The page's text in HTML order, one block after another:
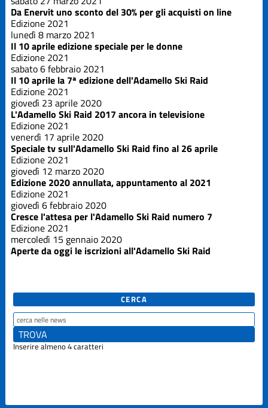
Da Enervit uno sconto del 30% per gli acquisti on line
Edizione 2021
lunedì 8 marzo 2021
Il 10 aprile edizione speciale per le donne
Edizione 2021
sabato 6 febbraio 2021
Il 10 aprile la 7ª edizione dell'Adamello Ski Raid
Edizione 2021
giovedì 23 aprile 2020
L'Adamello Ski Raid 2017 ancora in televisione
Edizione 2021
venerdì 17 aprile 2020
Speciale tv sull'Adamello Ski Raid fino al 26 aprile
Edizione 2021
giovedì 12 marzo 2020
Edizione 2020 annullata, appuntamento al 2021
Edizione 2021
giovedì 6 febbraio 2020
Cresce l'attesa per l'Adamello Ski Raid numero 7
Edizione 2021
mercoledì 15 gennaio 2020
Aperte da oggi le iscrizioni all'Adamello Ski Raid
CERCA
Inserire almeno 4 caratteri